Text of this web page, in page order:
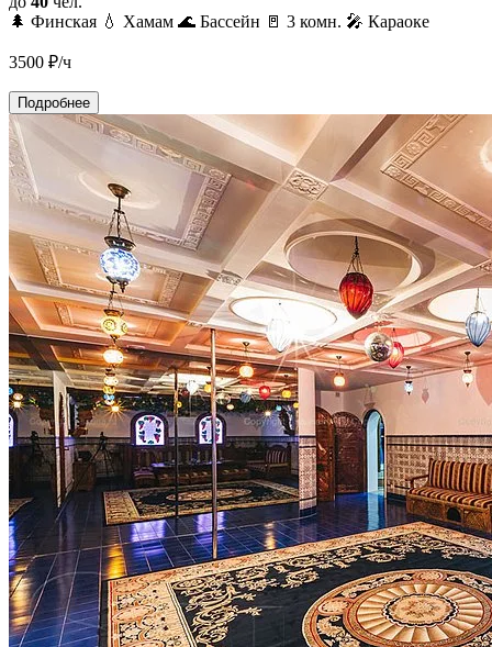
🌲 Финская 💧 Хамам 🌊 Бассейн 🚪 3 комн. 🎤 Караоке
3500 ₽/ч
Подробнее